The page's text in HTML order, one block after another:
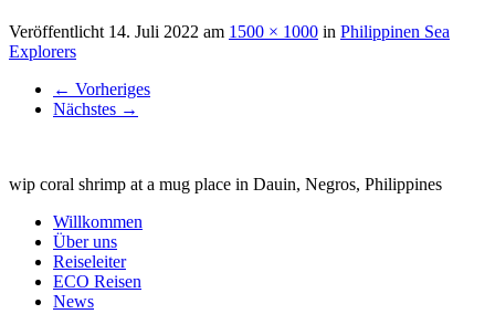
Veröffentlicht 14. Juli 2022 am 1500 × 1000 in Philippinen Sea
Explorers
← Vorheriges
Nächstes →
wip coral shrimp at a mug place in Dauin, Negros, Philippines
Willkommen
Über uns
Reiseleiter
ECO Reisen
News